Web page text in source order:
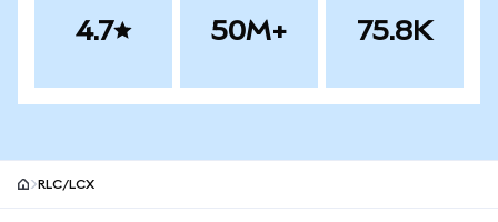
4.7 50M+ 75.8K
RLC/LCX